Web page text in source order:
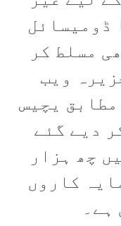
ڈومیسائل
مسلط کر
ویب
یچیس
دیے گئے
چھ ہزار
کاروں